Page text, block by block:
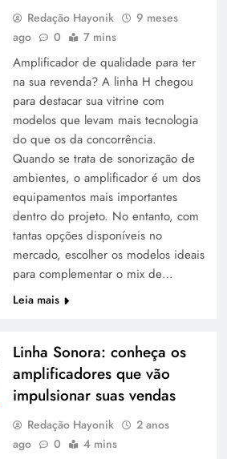
Redação Hayonik
9 meses
ago
0 7 mins
Amplificador de qualidade para ter
na sua revenda? A linha H chegou
para destacar sua vitrine com
modelos que levam mais tecnologia
do que os da concorrência.
Quando se trata de sonorização de
ambientes, o amplificador é um dos
equipamentos mais importantes
dentro do projeto. No entanto, com
tantas opções disponíveis no
mercado, escolher os modelos ideais
para complementar o mix de…
Leia mais
Linha Sonora: conheça os
amplificadores que vão
impulsionar suas vendas
Redação Hayonik
2 anos
ago
0 4 mins